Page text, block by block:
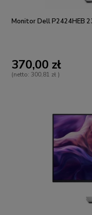
Monitor Dell P2424HEB
370,00 zł
(netto: 300,81 zł )